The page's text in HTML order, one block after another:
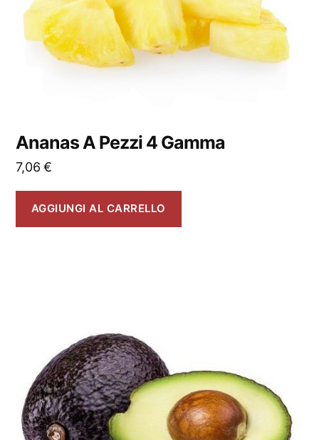
Ananas A Pezzi 4 Gamma
7,06€
AGGIUNGI AL CARRELLO